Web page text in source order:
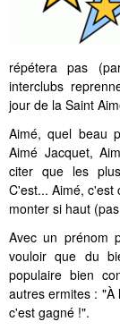
répétera pas
interclubs
jour de la Saint
Aimé, quel beau
Aimé Jacquet,
citer que les
C'est... Aimé, c'est
monter si haut
Avec un prénom
vouloir que du
populaire bien
autres ermites : "À
c'est gagné !".